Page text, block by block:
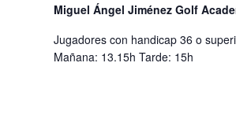
Miguel Ángel Jiménez Golf
Jugadores con handicap 36 o
Mañana: 13.15h Tarde: 15h